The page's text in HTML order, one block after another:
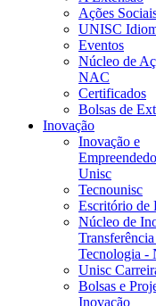
Ações
UNISC
Eventos
Núcleo de
NAC
Certificados
Bolsas de
Inovação
Inovação e
Unisc
Tecnounisc
Escritório de
Núcleo de
Tecnologia -
Unisc
Bolsas e
Inovação